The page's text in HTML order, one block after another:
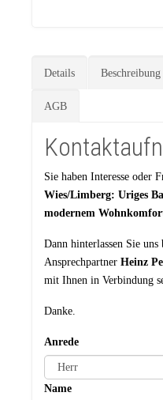
Details Beschreibung
AGB
Sie haben Interesse oder
Wies/Limberg: Uriges
modernem
Dann hinterlassen Sie
Ansprechpartner Heinz
mit Ihnen in Verbindung
Danke.
Anrede
Name